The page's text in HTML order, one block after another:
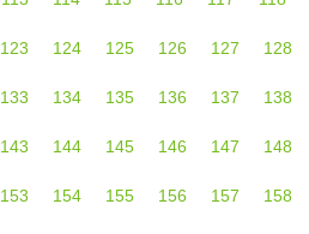
123 124 125 126 127 128
133 134 135 136 137 138
143 144 145 146 147 148
153 154 155 156 157 158